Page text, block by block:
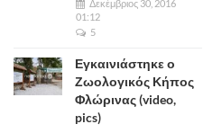
Δεκέμβριος 30, 2016
01:12
5
Εγκαινιάστηκε ο
Ζωολογικός Κήπος
Φλώρινας (video,
pics)